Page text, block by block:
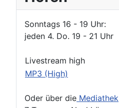
Sonntags 16 - 19 Uhr:
jeden 4. Do. 19 - 21 Uhr
Livestream high
MP3 (High)
Oder über die Mediathek